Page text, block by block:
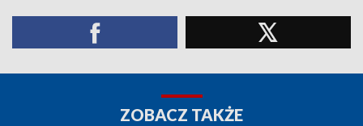
ZOBACZ TAKŻE